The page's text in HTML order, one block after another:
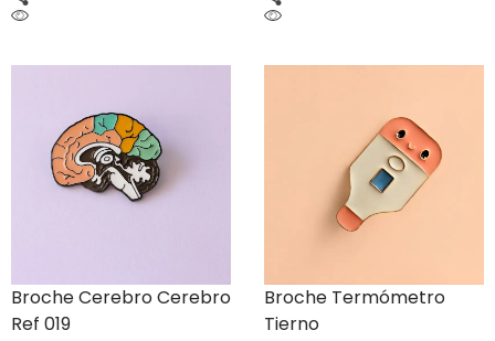
Broche Cerebro Cerebro
Ref 019
Broche Termómetro
Tierno